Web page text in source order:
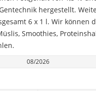
hergestellt.
6 x 1 l. Wir können
Smoothies,
08/2026